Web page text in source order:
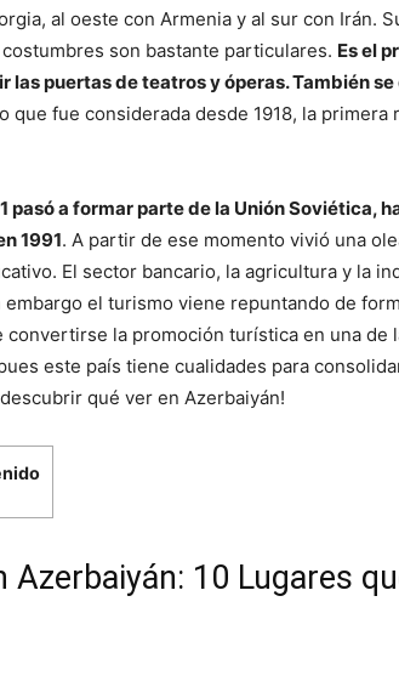
al oeste con Armenia y al sur con Irán.
son bastante particulares. Es el
las puertas de teatros y óperas. También
que fue considerada desde 1918, la
pasó a formar parte de la Unión Soviética,
1991. A partir de ese momento vivió una
El sector bancario, la agricultura y la
embargo el turismo viene repuntando de
convertirse la promoción turística en una de
este país tiene cualidades para
descubrir qué ver en Azerbaiyán!
Azerbaiyán: 10 Lugares